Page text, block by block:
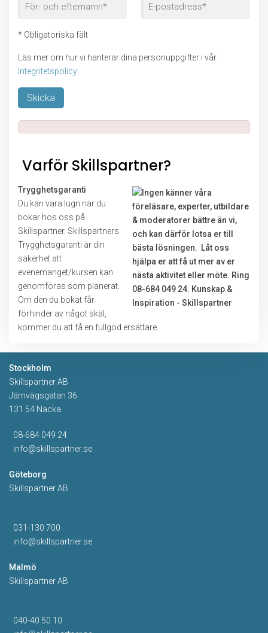
* Obligatoriska fält
Läs mer om hur vi hanterar dina personuppgifter i vår
Integritetspolicy
Lämna detta fält tomt.
Varför Skillspartner?
Trygghetsgaranti
Du kan vara lugn när du
bokar hos oss på
Skillspartner. Skillspartners
Trygghetsgaranti är din
säkerhet att
evenemanget/kursen kan
genomföras som planerat.
Om den du bokat får
förhinder av något skäl,
kommer du att få en fullgod ersättare.
Stockholm
Skillspartner AB
Järnvägsgatan 36
131 54 Nacka
08-684 049 24
info@skillspartner.se
Göteborg
Skillspartner AB
031-130 700
info@skillspartner.se
Malmö
Skillspartner AB
040-40 50 10